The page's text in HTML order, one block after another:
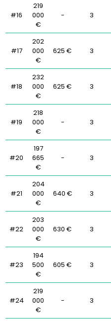
#16
219
000
€
- 3
#17
202
000
€
625 € 3
#18
232
000
€
625 € 3
#19
218
000
€
- 3
#20
197
665
€
- 3
#21
204
000
€
640 € 3
#22
203
000
€
630 € 3
#23
194
500
€
605 € 3
#24
219
000
€
- 3